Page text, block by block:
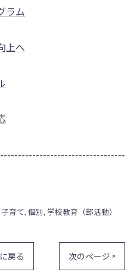
ラム
上へ
子育て 個別 学校教育（部活動）
戻る 次のページ >